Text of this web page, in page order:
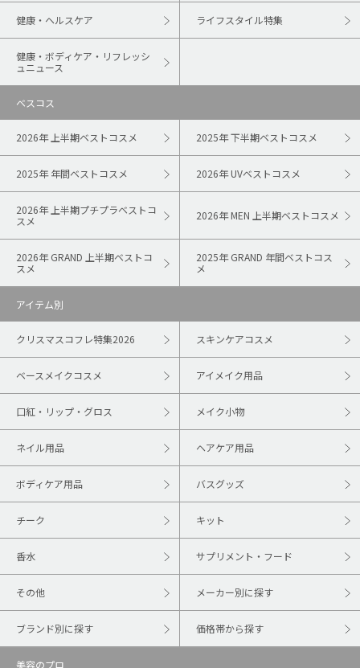
健康・ヘルスケア ライフスタイル特集
健康・ボディケア・リフレッシ
ュニュース
ベスコス
2026年 上半期ベストコスメ 2025年 下半期ベストコスメ
2025年 年間ベストコスメ 2026年 UVベストコスメ
2026年 上半期プチプラベストコ
スメ
2026年 MEN 上半期ベストコスメ
2026年 GRAND 上半期ベストコ
スメ
2025年 GRAND 年間ベストコス
メ
アイテム別
クリスマスコフレ特集2026 スキンケアコスメ
ベースメイクコスメ アイメイク用品
口紅・リップ・グロス メイク小物
ネイル用品 ヘアケア用品
ボディケア用品 バスグッズ
チーク キット
香水 サプリメント・フード
その他 メーカー別に探す
ブランド別に探す 価格帯から探す
美容のプロ